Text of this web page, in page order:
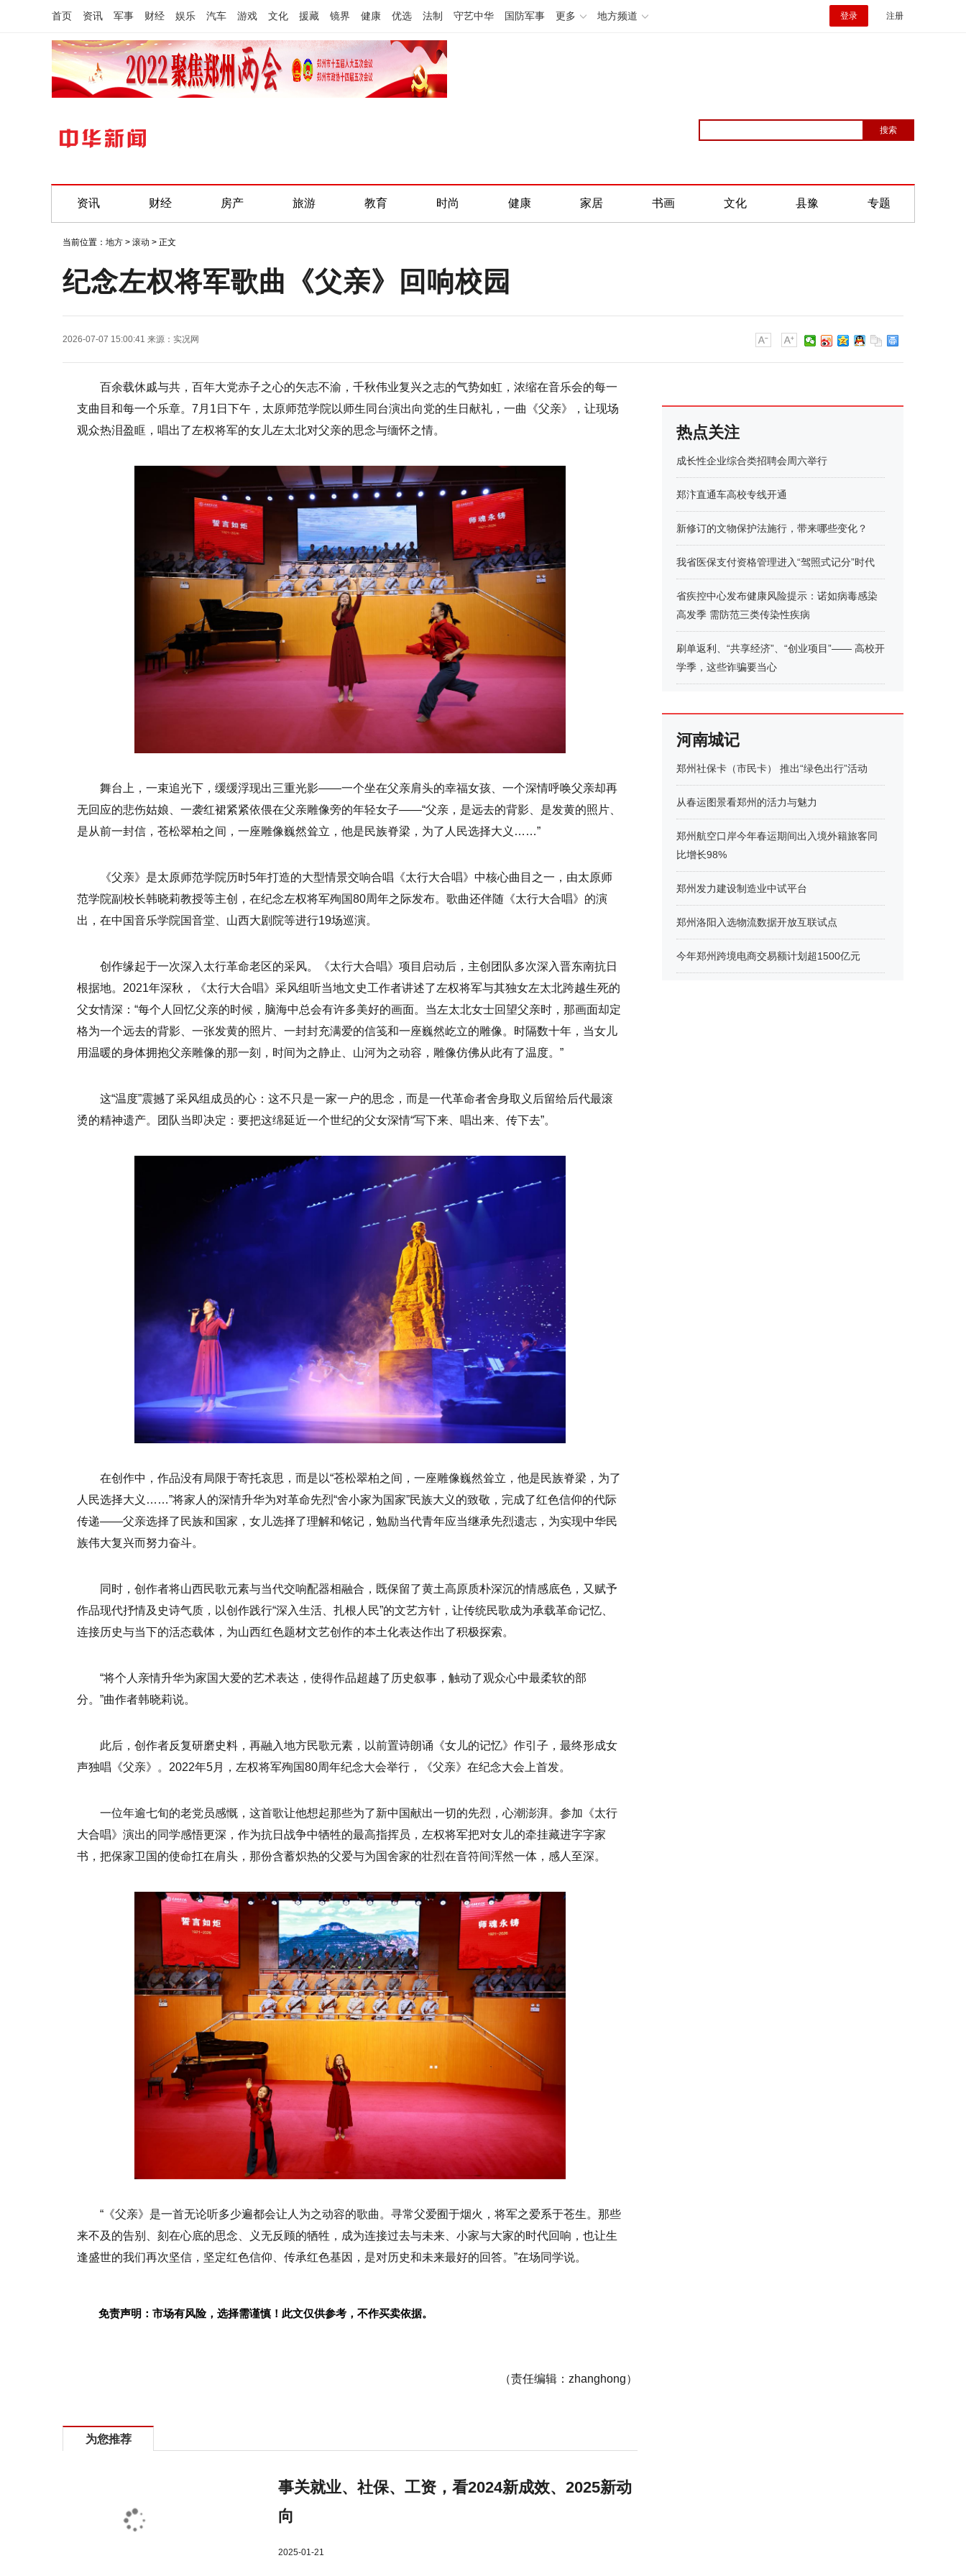
首页 资讯 军事 财经 娱乐 汽车 游戏 文化 援藏 镜界 健康 优选 法制 守艺中华 国防军事 更多 地方频道 登录 注册
资讯 财经 房产 旅游 教育 时尚 健康 家居 书画 文化 县豫 专题
当前位置： 地方 > 滚动 > 正文
纪念左权将军歌曲《父亲》回响校园
2026-07-07 15:00:41 来源： 实况网
百余载休戚与共，百年大党赤子之心的矢志不渝，千秋伟业复兴之志的气势如虹，浓缩在音乐会的每一
支曲目和每一个乐章。7月1日下午，太原师范学院以师生同台演出向党的生日献礼，一曲《父亲》，让现场
观众热泪盈眶，唱出了左权将军的女儿左太北对父亲的思念与缅怀之情。
舞台上，一束追光下，缓缓浮现出三重光影——一个坐在父亲肩头的幸福女孩、一个深情呼唤父亲却再
无回应的悲伤姑娘、一袭红裙紧紧依偎在父亲雕像旁的年轻女子——“父亲，是远去的背影、是发黄的照片、
是从前一封信，苍松翠柏之间，一座雕像巍然耸立，他是民族脊梁，为了人民选择大义……”
《父亲》是太原师范学院历时5年打造的大型情景交响合唱《太行大合唱》中核心曲目之一，由太原师
范学院副校长韩晓莉教授等主创，在纪念左权将军殉国80周年之际发布。歌曲还伴随《太行大合唱》的演
出，在中国音乐学院国音堂、山西大剧院等进行19场巡演。
创作缘起于一次深入太行革命老区的采风。《太行大合唱》项目启动后，主创团队多次深入晋东南抗日
根据地。2021年深秋，《太行大合唱》采风组听当地文史工作者讲述了左权将军与其独女左太北跨越生死的
父女情深：“每个人回忆父亲的时候，脑海中总会有许多美好的画面。当左太北女士回望父亲时，那画面却定
格为一个远去的背影、一张发黄的照片、一封封充满爱的信笺和一座巍然屹立的雕像。时隔数十年，当女儿
用温暖的身体拥抱父亲雕像的那一刻，时间为之静止、山河为之动容，雕像仿佛从此有了温度。”
这“温度”震撼了采风组成员的心：这不只是一家一户的思念，而是一代革命者舍身取义后留给后代最滚
烫的精神遗产。团队当即决定：要把这绵延近一个世纪的父女深情“写下来、唱出来、传下去”。
在创作中，作品没有局限于寄托哀思，而是以“苍松翠柏之间，一座雕像巍然耸立，他是民族脊梁，为了
人民选择大义……”将家人的深情升华为对革命先烈“舍小家为国家”民族大义的致敬，完成了红色信仰的代际
传递——父亲选择了民族和国家，女儿选择了理解和铭记，勉励当代青年应当继承先烈遗志，为实现中华民
族伟大复兴而努力奋斗。
同时，创作者将山西民歌元素与当代交响配器相融合，既保留了黄土高原质朴深沉的情感底色，又赋予
作品现代抒情及史诗气质，以创作践行“深入生活、扎根人民”的文艺方针，让传统民歌成为承载革命记忆、
连接历史与当下的活态载体，为山西红色题材文艺创作的本土化表达作出了积极探索。
“将个人亲情升华为家国大爱的艺术表达，使得作品超越了历史叙事，触动了观众心中最柔软的部
分。”曲作者韩晓莉说。
此后，创作者反复研磨史料，再融入地方民歌元素，以前置诗朗诵《女儿的记忆》作引子，最终形成女
声独唱《父亲》。2022年5月，左权将军殉国80周年纪念大会举行，《父亲》在纪念大会上首发。
一位年逾七旬的老党员感慨，这首歌让他想起那些为了新中国献出一切的先烈，心潮澎湃。参加《太行
大合唱》演出的同学感悟更深，作为抗日战争中牺牲的最高指挥员，左权将军把对女儿的牵挂藏进字字家
书，把保家卫国的使命扛在肩头，那份含蓄炽热的父爱与为国舍家的壮烈在音符间浑然一体，感人至深。
“《父亲》是一首无论听多少遍都会让人为之动容的歌曲。寻常父爱囿于烟火，将军之爱系于苍生。那些
来不及的告别、刻在心底的思念、义无反顾的牺牲，成为连接过去与未来、小家与大家的时代回响，也让生
逢盛世的我们再次坚信，坚定红色信仰、传承红色基因，是对历史和未来最好的回答。”在场同学说。
免责声明：市场有风险，选择需谨慎！此文仅供参考，不作买卖依据。
（责任编辑：zhanghong）
为您推荐
事关就业、社保、工资，看2024新成效、2025新动
向
2025-01-21
热点关注
成长性企业综合类招聘会周六举行
郑汴直通车高校专线开通
新修订的文物保护法施行，带来哪些变化？
我省医保支付资格管理进入“驾照式记分”时代
省疾控中心发布健康风险提示：诺如病毒感染
高发季 需防范三类传染性疾病
刷单返利、“共享经济”、“创业项目”—— 高校开
学季，这些诈骗要当心
河南城记
郑州社保卡（市民卡） 推出“绿色出行”活动
从春运图景看郑州的活力与魅力
郑州航空口岸今年春运期间出入境外籍旅客同
比增长98%
郑州发力建设制造业中试平台
郑州洛阳入选物流数据开放互联试点
今年郑州跨境电商交易额计划超1500亿元